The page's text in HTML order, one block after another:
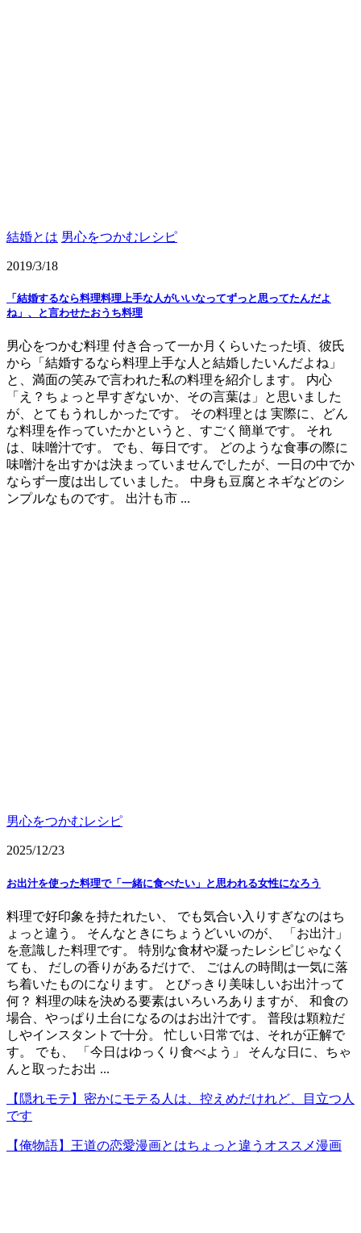
結婚とは 男心をつかむレシピ
2019/3/18
「結婚するなら料理料理上手な人がいいなってずっと思ってたんだよ
ね」、と言わせたおうち料理
男心をつかむ料理 付き合って一か月くらいたった頃、彼氏
から「結婚するなら料理上手な人と結婚したいんだよね」
と、満面の笑みで言われた私の料理を紹介します。 内心
「え？ちょっと早すぎないか、その言葉は」と思いました
が、とてもうれしかったです。 その料理とは 実際に、どん
な料理を作っていたかというと、すごく簡単です。 それ
は、味噌汁です。 でも、毎日です。 どのような食事の際に
味噌汁を出すかは決まっていませんでしたが、一日の中でか
ならず一度は出していました。 中身も豆腐とネギなどのシ
ンプルなものです。 出汁も市 ...
男心をつかむレシピ
2025/12/23
お出汁を使った料理で「一緒に食べたい」と思われる女性になろう
料理で好印象を持たれたい、 でも気合い入りすぎなのはち
ょっと違う。 そんなときにちょうどいいのが、 「お出汁」
を意識した料理です。 特別な食材や凝ったレシピじゃなく
ても、 だしの香りがあるだけで、 ごはんの時間は一気に落
ち着いたものになります。 とびっきり美味しいお出汁って
何？ 料理の味を決める要素はいろいろありますが、 和食の
場合、やっぱり土台になるのはお出汁です。 普段は顆粒だ
しやインスタントで十分。 忙しい日常では、それが正解で
す。 でも、 「今日はゆっくり食べよう」 そんな日に、ちゃ
んと取ったお出 ...
【隠れモテ】密かにモテる人は、控えめだけれど、目立つ人
です
【俺物語】王道の恋愛漫画とはちょっと違うオススメ漫画